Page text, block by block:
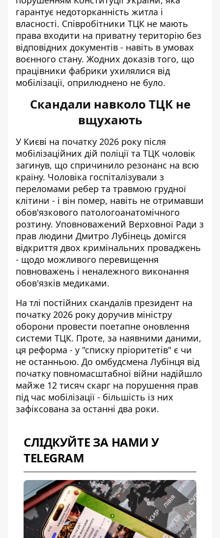
гарантує недоторканність житла і
власності. Співробітники ТЦК не мають
права входити на приватну територію без
відповідних документів - навіть в умовах
воєнного стану. Жодних доказів того, що
працівники фабрики ухилялися від
мобілізації, оприлюднено не було.
Скандали навколо ТЦК не
вщухають
У Києві на початку 2026 року після
мобілізаційних дій поліції та ТЦК чоловік
загинув, що спричинило резонанс на всю
країну. Чоловіка госпіталізували з
переломами ребер та травмою грудної
клітини - і він помер, навіть не отримавши
обов'язкового патологоанатомічного
розтину. Уповноважений Верховної Ради з
прав людини Дмитро Лубінець домігся
відкриття двох кримінальних проваджень
- щодо можливого перевищення
повноважень і неналежного виконання
обов'язків медиками.
На тлі постійних скандалів президент на
початку 2026 року доручив міністру
оборони провести поетапне оновлення
системи ТЦК. Проте, за наявними даними,
ця реформа - у "списку пріоритетів" є чи
не останньою. До омбудсмена Лубінця від
початку повномасштабної війни надійшло
майже 12 тисяч скарг на порушення прав
під час мобілізації - більшість із них
зафіксована за останні два роки.
СЛІДКУЙТЕ ЗА НАМИ У
TELEGRAM